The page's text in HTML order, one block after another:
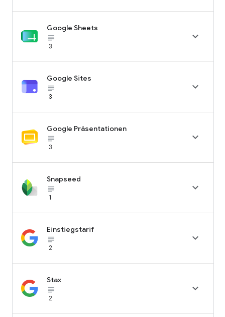
Google Sheets
subject_black
3

Google Sites
subject_black
3

Google Präsentationen
subject_black
3

Snapseed
subject_black
1

Einstiegstarif
subject_black
2

Stax
subject_black
2
